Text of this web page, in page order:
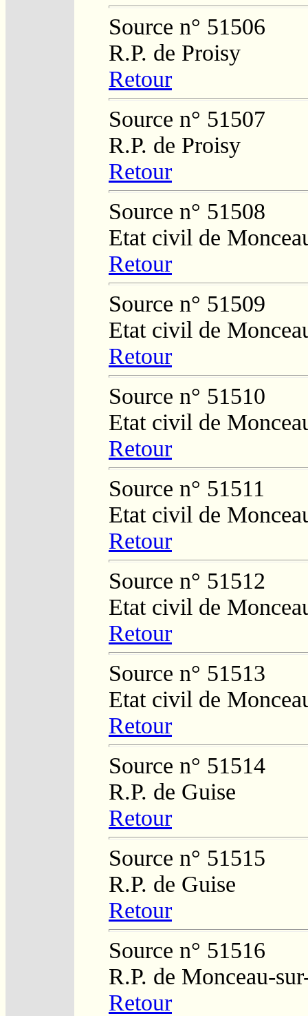
Source n° 51506
R.P. de Proisy
Retour
Source n° 51507
R.P. de Proisy
Retour
Source n° 51508
Etat civil de
Retour
Source n° 51509
Etat civil de
Retour
Source n° 51510
Etat civil de
Retour
Source n° 51511
Etat civil de
Retour
Source n° 51512
Etat civil de
Retour
Source n° 51513
Etat civil de
Retour
Source n° 51514
R.P. de Guise
Retour
Source n° 51515
R.P. de Guise
Retour
Source n° 51516
R.P. de Monceau-
Retour